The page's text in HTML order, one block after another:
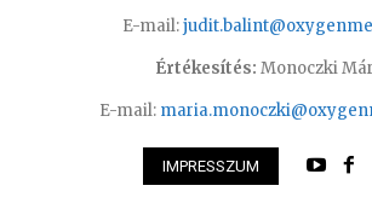
E-mail:
Értékesítés: Monoczki
E-mail:
IMPRESSZUM